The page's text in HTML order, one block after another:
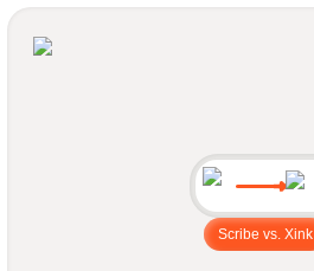
Scribe vs. Xink